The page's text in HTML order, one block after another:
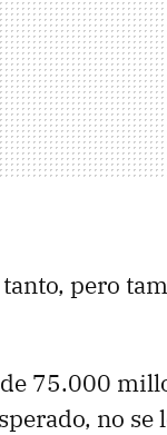
pero
75.000
no